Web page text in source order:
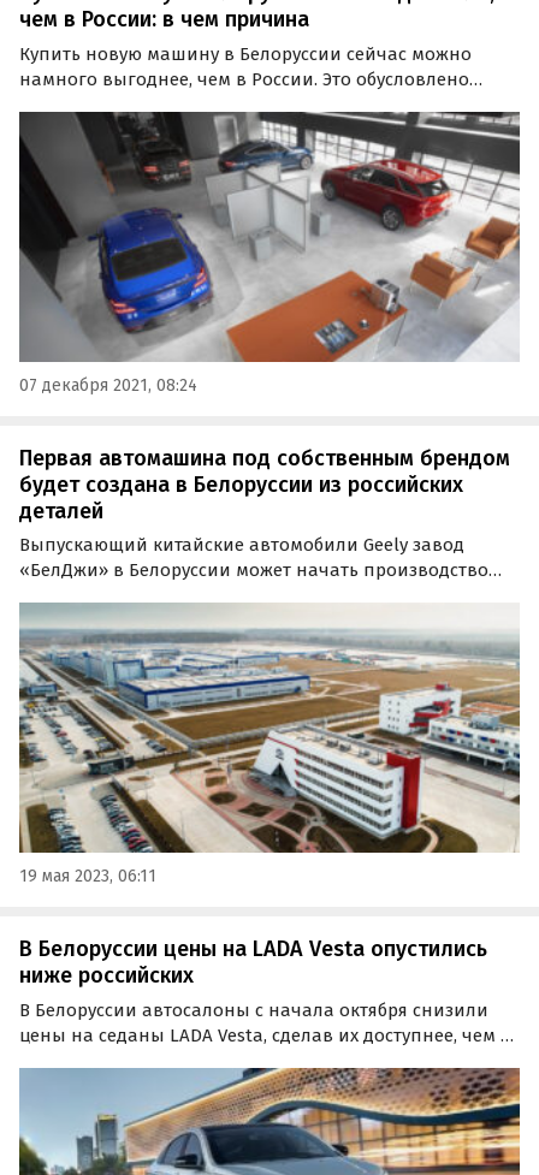
чем в России: в чем причина
Купить новую машину в Белоруссии сейчас можно
намного выгоднее, чем в России. Это обусловлено
оборудования, которое российские дилеры предлагают
в качестве обязательного условия покупки в 39%…
07 декабря 2021, 08:24
Первая автомашина под собственным брендом
будет создана в Белоруссии из российских
деталей
Выпускающий китайские автомобили Geely завод
«БелДжи» в Белоруссии может начать производство
комплектующих. Об этом сообщат информационное
агентство «Sputnik Беларусь».
19 мая 2023, 06:11
В Белоруссии цены на LADA Vesta опустились
ниже российских
В Белоруссии автосалоны с начала октября снизили
цены на седаны LADA Vesta, сделав их доступнее, чем в
ссылкой на дилеров марки.